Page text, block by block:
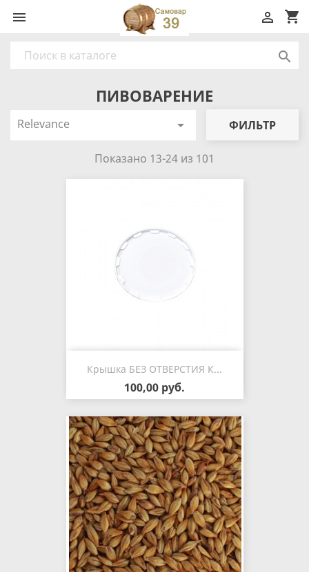
 shopping_cart


ПИВОВАРЕНИЕ
Relevance  ФИЛЬТР
Показано 13-24 из 101
Крышка БЕЗ ОТВЕРСТИЯ К...
100,00 руб.